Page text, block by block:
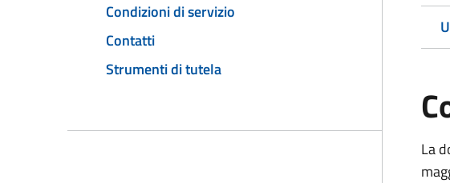
Condizioni di servizio
Contatti
Strumenti di tutela
La